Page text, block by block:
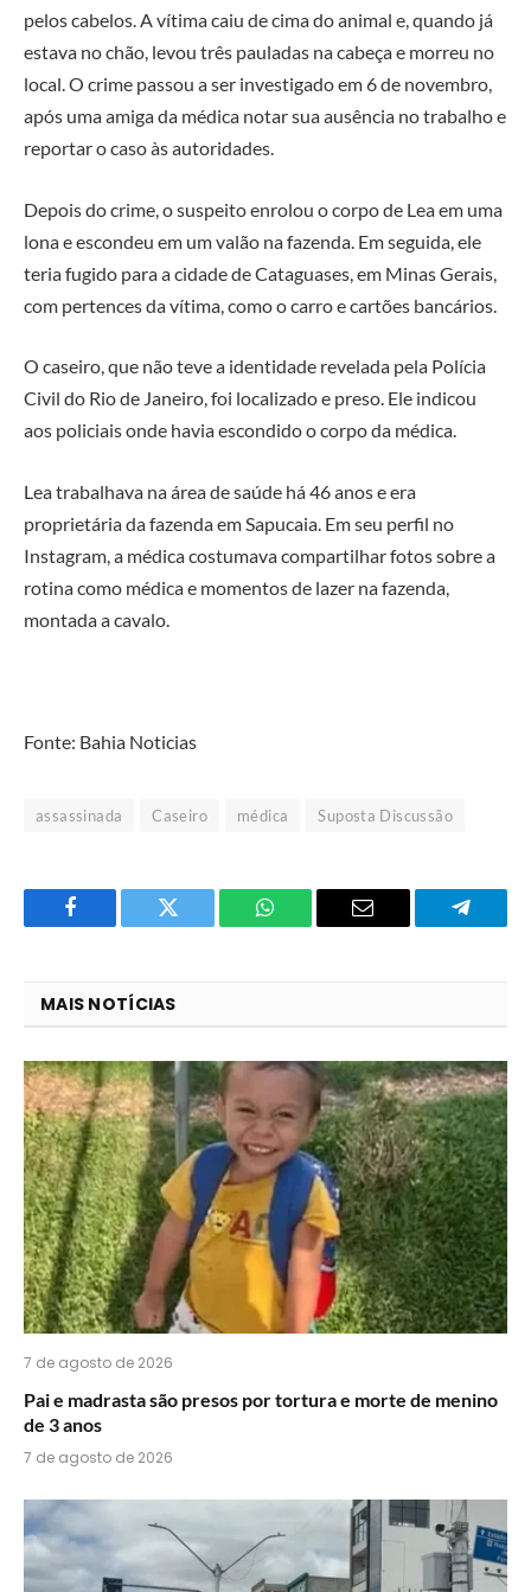
pelos cabelos. A vítima caiu de cima do animal e, quando já
estava no chão, levou três pauladas na cabeça e morreu no
local. O crime passou a ser investigado em 6 de novembro,
após uma amiga da médica notar sua ausência no trabalho e
reportar o caso às autoridades.
Depois do crime, o suspeito enrolou o corpo de Lea em uma
lona e escondeu em um valão na fazenda. Em seguida, ele
teria fugido para a cidade de Cataguases, em Minas Gerais,
com pertences da vítima, como o carro e cartões bancários.
O caseiro, que não teve a identidade revelada pela Polícia
Civil do Rio de Janeiro, foi localizado e preso. Ele indicou
aos policiais onde havia escondido o corpo da médica.
Lea trabalhava na área de saúde há 46 anos e era
proprietária da fazenda em Sapucaia. Em seu perfil no
Instagram, a médica costumava compartilhar fotos sobre a
rotina como médica e momentos de lazer na fazenda,
montada a cavalo.
Fonte: Bahia Noticias
assassinada Caseiro médica Suposta Discussão
Facebook Twitter
O
do
WhatsApp?
E-
MAIS NOTÍCIAS
7 de agosto de 2026
Pai e madrasta são presos por tortura e morte de menino
de 3 anos
7 de agosto de 2026